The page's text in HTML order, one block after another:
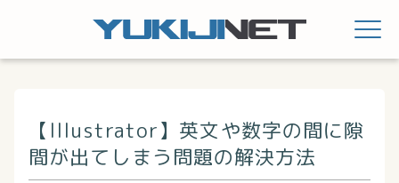
【Illustrator】英文や数字の間に隙
間が出てしまう問題の解決方法